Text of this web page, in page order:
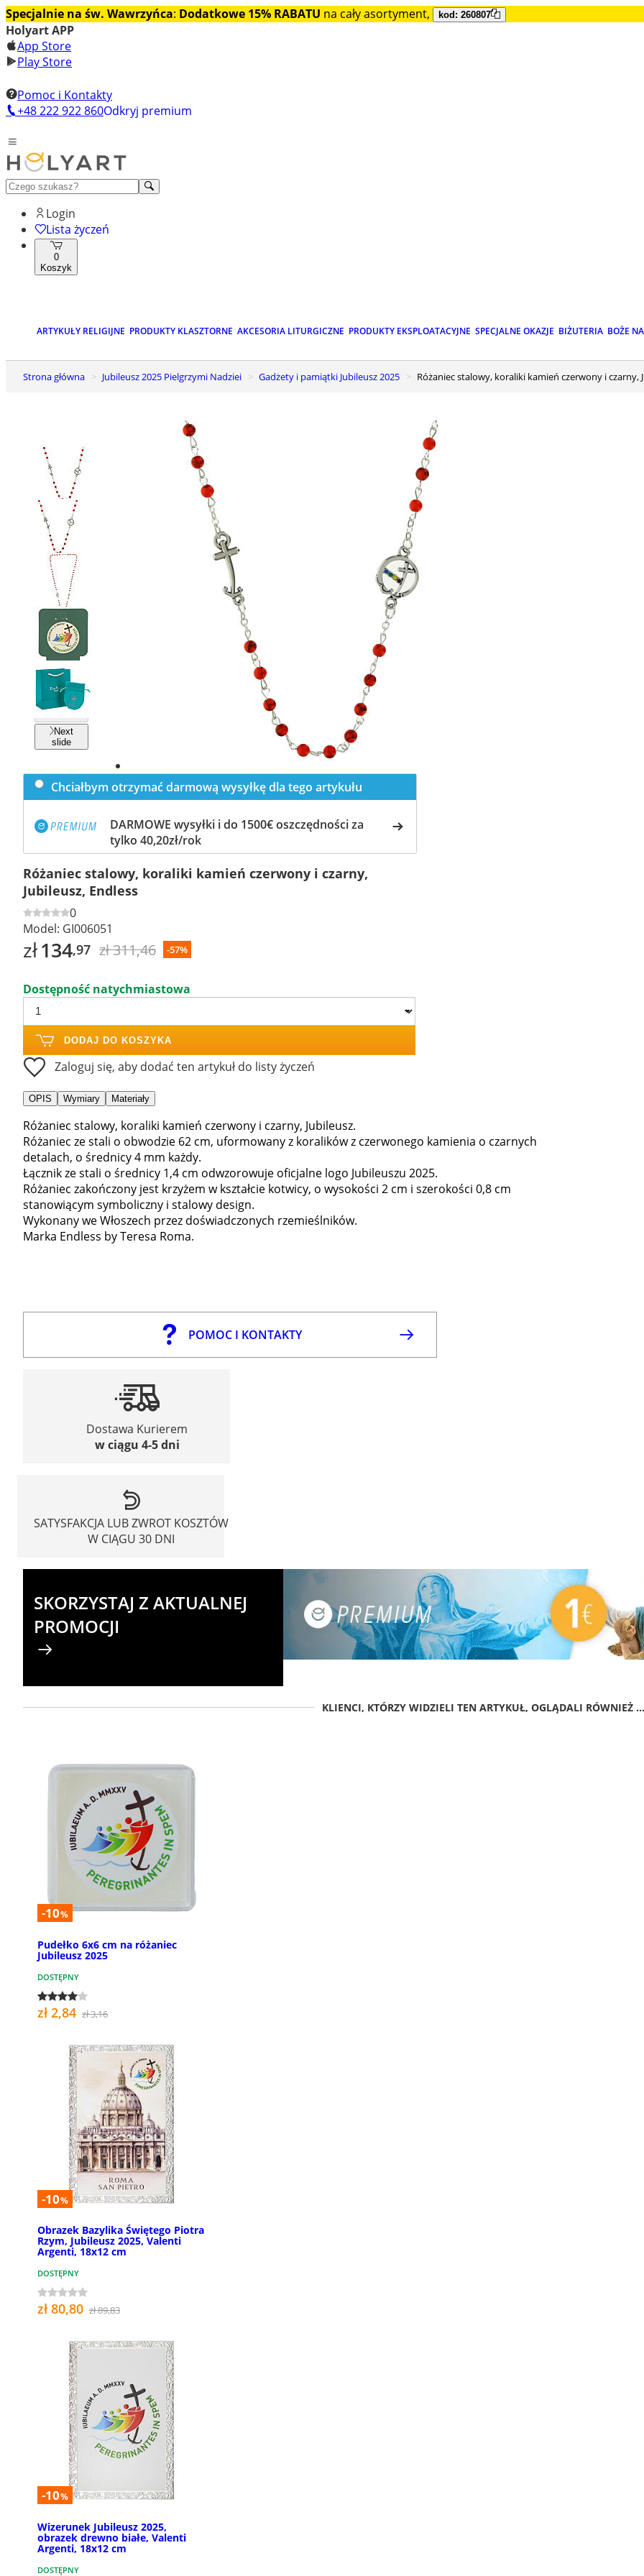
Specjalnie na św. Wawrzyńca: Dodatkowe 15% RABATU na cały asortyment, kod: 260807
Holyart APP
App Store
Play Store
Pomoc i Kontakty
+48 222 922 860Odkryj premium
Login
Lista życzeń
0
Koszyk
ARTYKUŁY RELIGIJNE PRODUKTY KLASZTORNE AKCESORIA LITURGICZNE PRODUKTY EKSPLOATACYJNE SPECJALNE OKAZJE BIŻUTERIA BOŻE
Strona główna Jubileusz 2025 Pielgrzymi Nadziei Gadżety i pamiątki Jubileusz 2025 Różaniec stalowy, koraliki kamień czerwony i czarny,
Previous
Next
slide
Chciałbym otrzymać darmową wysyłkę dla tego artykułu
DARMOWE wysyłki i do 1500€ oszczędności za
tylko 40,20zł/rok
Różaniec stalowy, koraliki kamień czerwony i czarny,
Jubileusz, Endless
0
Model: GI006051
zł134,97 zł 311,46 -57%
Dostępność natychmiastowa
DODAJ DO KOSZYKA
Zaloguj się, aby dodać ten artykuł do listy życzeń
OPIS Wymiary Materiały
Różaniec stalowy, koraliki kamień czerwony i czarny, Jubileusz.
Różaniec ze stali o obwodzie 62 cm, uformowany z koralików z czerwonego kamienia o czarnych
detalach, o średnicy 4 mm każdy.
Łącznik ze stali o średnicy 1,4 cm odwzorowuje oficjalne logo Jubileuszu 2025.
Różaniec zakończony jest krzyżem w kształcie kotwicy, o wysokości 2 cm i szerokości 0,8 cm
stanowiącym symboliczny i stalowy design.
Wykonany we Włoszech przez doświadczonych rzemieślników.
Marka Endless by Teresa Roma.
POMOC I KONTAKTY
Dostawa Kurierem
w ciągu 4-5 dni
SATYSFAKCJA LUB ZWROT KOSZTÓW
W CIĄGU 30 DNI
SKORZYSTAJ Z AKTUALNEJ
PROMOCJI
KLIENCI, KTÓRZY WIDZIELI TEN ARTYKUŁ, OGLĄDALI RÓWNIEŻ ...
-10%
Pudełko 6x6 cm na różaniec
Jubileusz 2025
DOSTĘPNY
zł 2,84 zł 3,16
-10%
Obrazek Bazylika Świętego Piotra
Rzym, Jubileusz 2025, Valenti
Argenti, 18x12 cm
DOSTĘPNY
zł 80,80 zł 89,83
-10%
Wizerunek Jubileusz 2025,
obrazek drewno białe, Valenti
Argenti, 18x12 cm
DOSTĘPNY